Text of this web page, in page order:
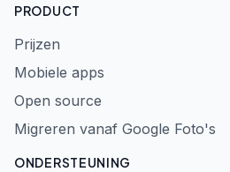
PRODUCT
Prijzen
Mobiele apps
Open source
Migreren vanaf Google Foto's
ONDERSTEUNING